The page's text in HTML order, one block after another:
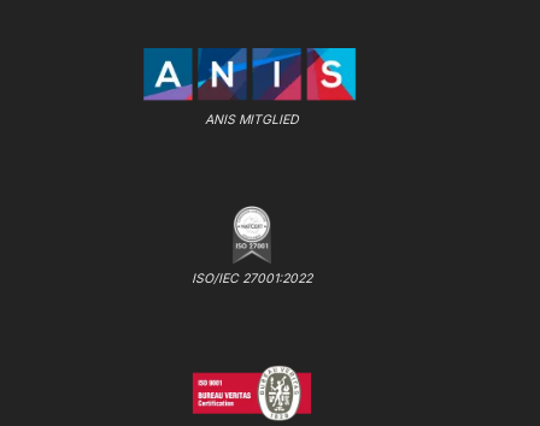
ANIS MITGLIED
ISO/IEC 27001:2022